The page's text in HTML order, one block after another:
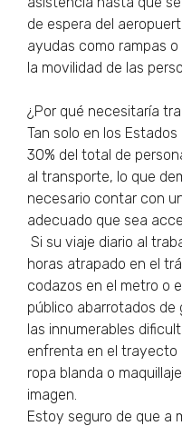
de espera del
ayudas como rampas
la movilidad de las
¿Por qué necesitaría
Tan solo en los
30% del total de
al transporte, lo que
necesario contar con
adecuado que sea
Si su viaje diario al
horas atrapado en el
codazos en el metro o
público abarrotados
las innumerables
enfrenta en el trayecto
ropa blanda o
imagen.
Estoy seguro de que a